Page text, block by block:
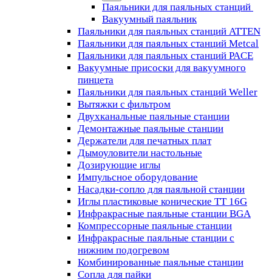
Паяльники для паяльных станций
Вакуумный паяльник
Паяльники для паяльных станций ATTEN
Паяльники для паяльных станций Metcal
Паяльники для паяльных станций PACE
Вакуумные присоски для вакуумного
пинцета
Паяльники для паяльных станций Weller
Вытяжки с фильтром
Двухканальные паяльные станции
Демонтажные паяльные станции
Держатели для печатных плат
Дымоуловители настольные
Дозирующие иглы
Импульсное оборудование
Насадки-сопло для паяльной станции
Иглы пластиковые конические TT 16G
Инфракрасные паяльные станции BGA
Компрессорные паяльные станции
Инфракрасные паяльные станции с
нижним подогревом
Комбинированные паяльные станции
Сопла для пайки